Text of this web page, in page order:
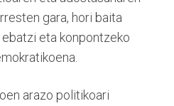
gara, hori baita
eta konpontzeko
arazo politikoari